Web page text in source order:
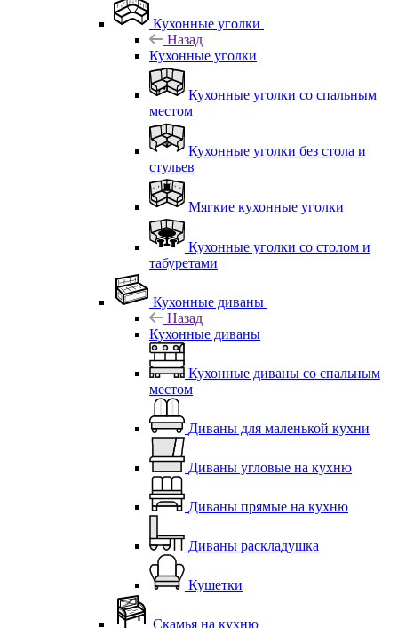
Кухонные уголки
Назад
Кухонные уголки
Кухонные уголки со спальным
местом
Кухонные уголки без стола и
стульев
Мягкие кухонные уголки
Кухонные уголки со столом и
табуретами
Кухонные диваны
Назад
Кухонные диваны
Кухонные диваны со спальным
местом
Диваны для маленькой кухни
Диваны угловые на кухню
Диваны прямые на кухню
Диваны раскладушка
Кушетки
Скамья на кухню